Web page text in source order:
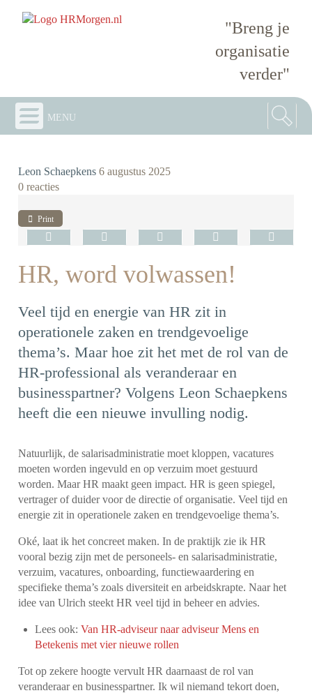
"Breng je
organisatie
verder"
menu
Leon Schaepkens 6 augustus 2025
0 reacties
Print
HR, word volwassen!
Veel tijd en energie van HR zit in
operationele zaken en trendgevoelige
thema’s. Maar hoe zit het met de rol van de
HR-professional als veranderaar en
businesspartner? Volgens Leon Schaepkens
heeft die een nieuwe invulling nodig.
Natuurlijk, de salarisadministratie moet kloppen, vacatures
moeten worden ingevuld en op verzuim moet gestuurd
worden. Maar HR maakt geen impact. HR is geen spiegel,
vertrager of duider voor de directie of organisatie. Veel tijd en
energie zit in operationele zaken en trendgevoelige thema’s.
Oké, laat ik het concreet maken. In de praktijk zie ik HR
vooral bezig zijn met de personeels- en salarisadministratie,
verzuim, vacatures, onboarding, functiewaardering en
specifieke thema’s zoals diversiteit en arbeidskrapte. Naar het
idee van Ulrich steekt HR veel tijd in beheer en advies.
Lees ook:Van HR-adviseur naar adviseur Mens en
Betekenis met vier nieuwe rollen
Tot op zekere hoogte vervult HR daarnaast de rol van
veranderaar en businesspartner. Ik wil niemand tekort doen,